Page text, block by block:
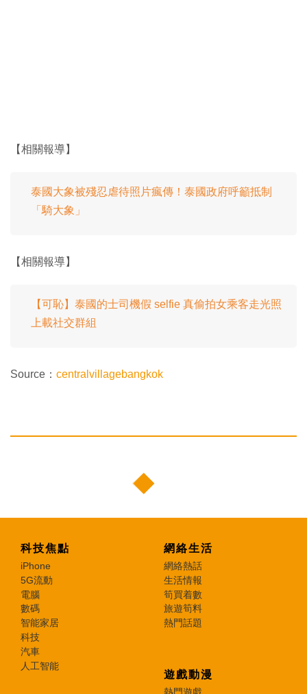
【相關報導】
泰國大象被殘忍虐待照片瘋傳！泰國政府呼籲抵制
「騎大象」
【相關報導】
【可恥】泰國的士司機假 selfie 真偷拍女乘客走光照
上載社交群組
Source： centralvillagebangkok
科技焦點
iPhone
5G流動
電腦
數碼
智能家居
科技
汽車
人工智能
網絡生活
網絡熱話
生活情報
筍買着數
旅遊筍料
熱門話題
遊戲動漫
熱門遊戲